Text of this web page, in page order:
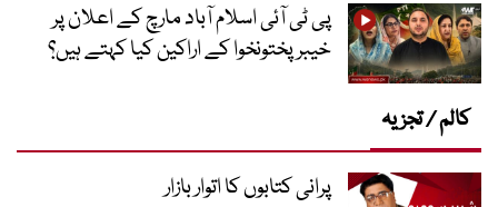
پی ٹی آئی اسلام آباد مارچ کے اعلان پر
خیبر پختونخوا کے اراکین کیا کہتے ہیں؟
کالم / تجزیہ
پرانی کتابوں کا اتوار بازار